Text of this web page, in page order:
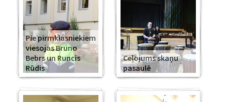
Pie pirmklasniekiem
viesojas Bruno
Bebrs un Runcis
Rūdis
Ceļojums skaņu
pasaulē